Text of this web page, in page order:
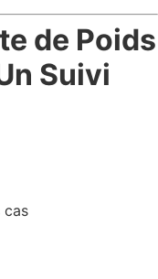
de Poids
Suivi
cas